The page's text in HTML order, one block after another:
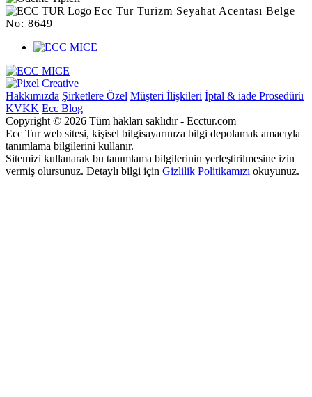
Ecc Tur Turizm Seyahat Acentası Belge
No: 8649
Hakkımızda Şirketlere Özel Müşteri İlişkileri İptal & iade Prosedürü
KVKK Ecc Blog
Copyright © 2026 Tüm hakları saklıdır - Ecctur.com
Ecc Tur web sitesi, kişisel bilgisayarınıza bilgi depolamak amacıyla
tanımlama bilgilerini kullanır.
Sitemizi kullanarak bu tanımlama bilgilerinin yerleştirilmesine izin
vermiş olursunuz. Detaylı bilgi için Gizlilik Politikamızı okuyunuz.